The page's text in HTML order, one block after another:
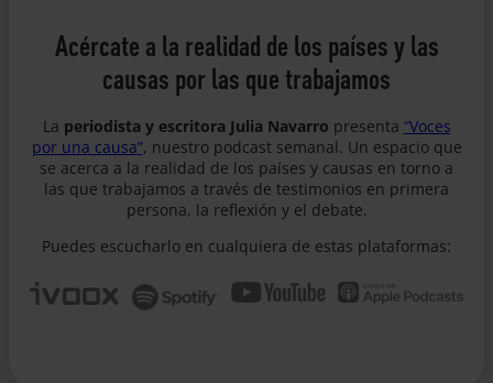
Acércate a la realidad de los países y las
causas por las que trabajamos
La periodista y escritora Julia Navarro presenta “Voces
por una causa”, nuestro podcast semanal. Un espacio que
se acerca a la realidad de los países y causas en torno a
las que trabajamos a través de testimonios en primera
persona, la reflexión y el debate.
Puedes escucharlo en cualquiera de estas plataformas: